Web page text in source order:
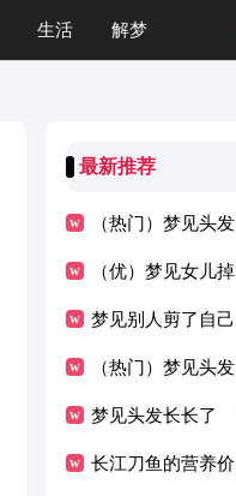
生活 解梦
最新推荐
（热门）梦见头发
脱落
（优）梦见女儿掉
头发
梦见别人剪了自己
的头发是什么意思
（热门）梦见头发
卷又脏
梦见头发长长了
[优秀]
长江刀鱼的营养价